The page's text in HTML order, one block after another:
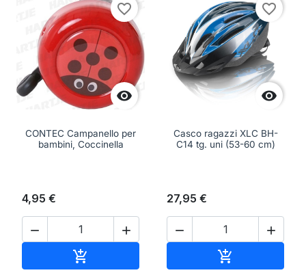

favorite_border
CONTEC Campanello per
bambini, Coccinella
4,95 €
 


favorite_border
Casco ragazzi XLC BH-
C14 tg. uni (53-60 cm)
27,95 €
 
